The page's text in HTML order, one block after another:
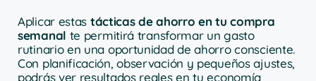
Aplicar estas tácticas de ahorro en tu compra
semanal te permitirá transformar un gasto
rutinario en una oportunidad de ahorro consciente.
Con planificación, observación y pequeños ajustes,
podrás ver resultados reales en tu economía